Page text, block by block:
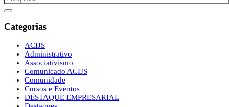
Categorias
ACIJS
Administrativo
Associativismo
Comunicado ACIJS
Comunidade
Cursos e Eventos
DESTAQUE EMPRESARIAL